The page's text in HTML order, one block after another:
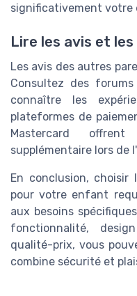
significativement votre
Lire les avis et
Les avis des autres
Consultez des
connaître les
plateformes de
Mastercard
supplémentaire lors de
En conclusion, choisir
pour votre enfant
aux besoins
fonctionnalité,
qualité-prix, vous
combine sécurité et